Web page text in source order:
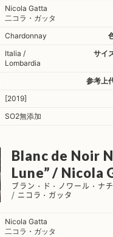
Nicola Gatta
二コラ・ガッタ
Chardonnay
Italia /
Lombardia
サイ
参考上
[2019]
SO2無添加
Blanc de Noir
Lune” / Nicola
ブラン・ド・ノワール・ナ
/ ニコラ・ガッタ
Nicola Gatta
二コラ・ガッタ